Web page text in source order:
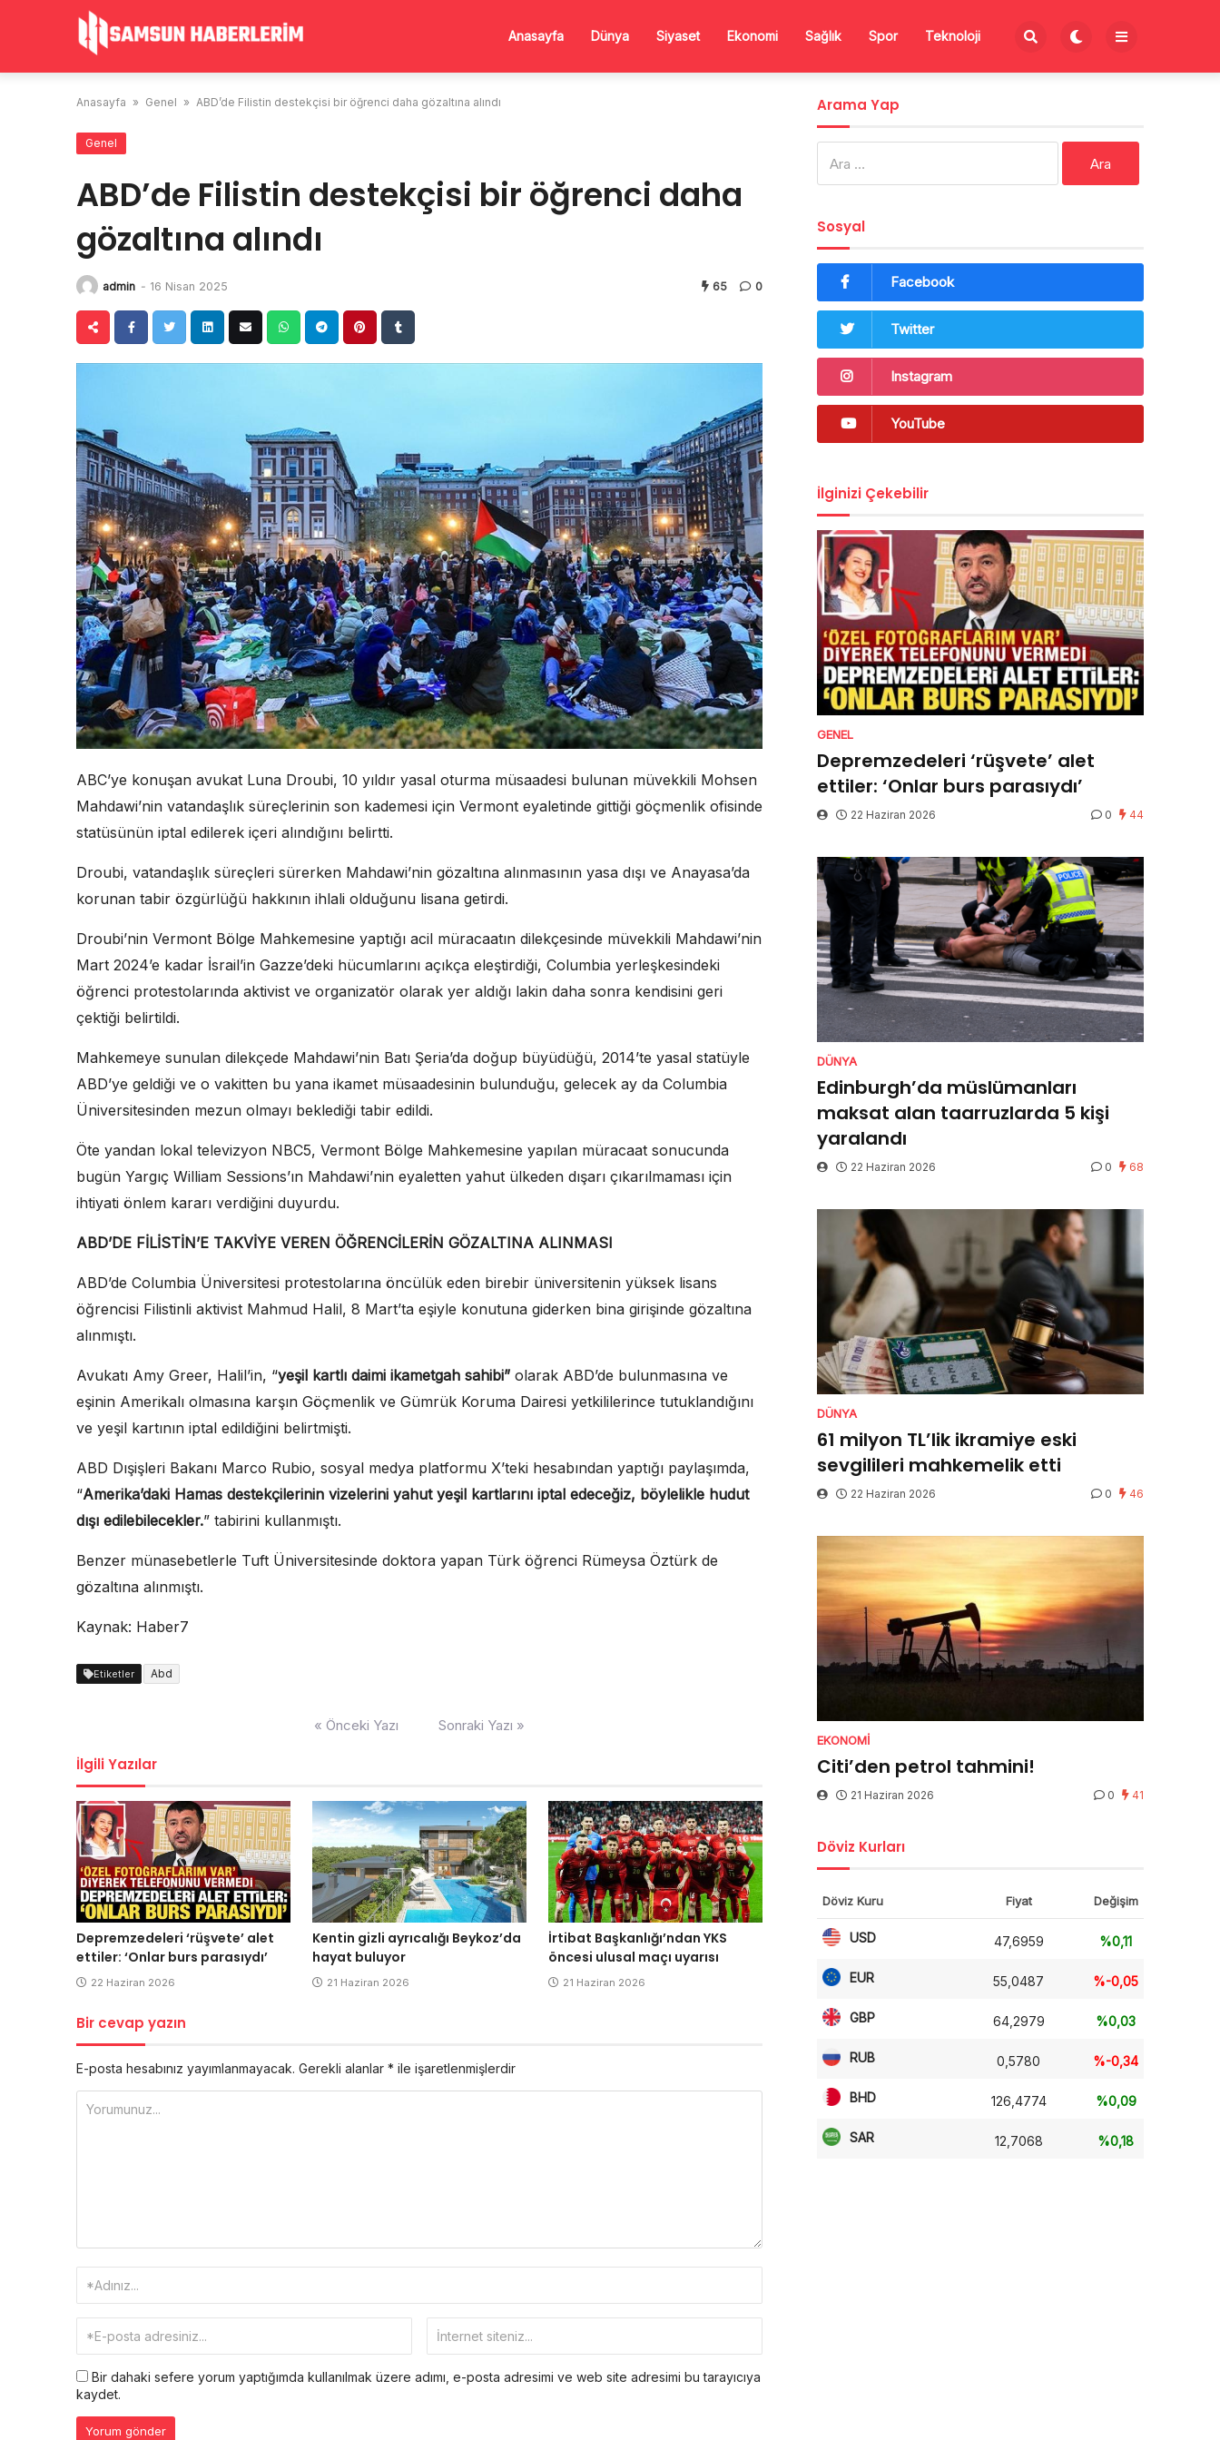
Anasayfa Dünya Siyaset Ekonomi Sağlık Spor Teknoloji
Anasayfa » Genel » ABD’de Filistin destekçisi bir öğrenci daha gözaltına alındı
Genel
ABD’de Filistin destekçisi bir öğrenci daha
gözaltına alındı
admin - 16 Nisan 2025 65 0
ABC’ye konuşan avukat Luna Droubi, 10 yıldır yasal oturma müsaadesi bulunan müvekkili Mohsen
Mahdawi’nin vatandaşlık süreçlerinin son kademesi için Vermont eyaletinde gittiği göçmenlik ofisinde
statüsünün iptal edilerek içeri alındığını belirtti.
Droubi, vatandaşlık süreçleri sürerken Mahdawi’nin gözaltına alınmasının yasa dışı ve Anayasa’da
korunan tabir özgürlüğü hakkının ihlali olduğunu lisana getirdi.
Droubi’nin Vermont Bölge Mahkemesine yaptığı acil müracaatın dilekçesinde müvekkili Mahdawi’nin
Mart 2024’e kadar İsrail’in Gazze’deki hücumlarını açıkça eleştirdiği, Columbia yerleşkesindeki
öğrenci protestolarında aktivist ve organizatör olarak yer aldığı lakin daha sonra kendisini geri
çektiği belirtildi.
Mahkemeye sunulan dilekçede Mahdawi’nin Batı Şeria’da doğup büyüdüğü, 2014’te yasal statüyle
ABD’ye geldiği ve o vakitten bu yana ikamet müsaadesinin bulunduğu, gelecek ay da Columbia
Üniversitesinden mezun olmayı beklediği tabir edildi.
Öte yandan lokal televizyon NBC5, Vermont Bölge Mahkemesine yapılan müracaat sonucunda
bugün Yargıç William Sessions’ın Mahdawi’nin eyaletten yahut ülkeden dışarı çıkarılmaması için
ihtiyati önlem kararı verdiğini duyurdu.
ABD’DE FİLİSTİN’E TAKVİYE VEREN ÖĞRENCİLERİN GÖZALTINA ALINMASI
ABD’de Columbia Üniversitesi protestolarına öncülük eden birebir üniversitenin yüksek lisans
öğrencisi Filistinli aktivist Mahmud Halil, 8 Mart’ta eşiyle konutuna giderken bina girişinde gözaltına
alınmıştı.
Avukatı Amy Greer, Halil’in, “yeşil kartlı daimi ikametgah sahibi” olarak ABD’de bulunmasına ve
eşinin Amerikalı olmasına karşın Göçmenlik ve Gümrük Koruma Dairesi yetkililerince tutuklandığını
ve yeşil kartının iptal edildiğini belirtmişti.
ABD Dışişleri Bakanı Marco Rubio, sosyal medya platformu X’teki hesabından yaptığı paylaşımda,
“Amerika’daki Hamas destekçilerinin vizelerini yahut yeşil kartlarını iptal edeceğiz, böylelikle hudut
dışı edilebilecekler.” tabirini kullanmıştı.
Benzer münasebetlerle Tuft Üniversitesinde doktora yapan Türk öğrenci Rümeysa Öztürk de
gözaltına alınmıştı.
Kaynak: Haber7
Etiketler Abd
« Önceki Yazı Sonraki Yazı »
İlgili Yazılar
Depremzedeleri ‘rüşvete’ alet
ettiler: ‘Onlar burs parasıydı’
22 Haziran 2026
Kentin gizli ayrıcalığı Beykoz’da
hayat buluyor
21 Haziran 2026
İrtibat Başkanlığı’ndan YKS
öncesi ulusal maçı uyarısı
21 Haziran 2026
Bir cevap yazın
E-posta hesabınız yayımlanmayacak. Gerekli alanlar * ile işaretlenmişlerdir
Bir dahaki sefere yorum yaptığımda kullanılmak üzere adımı, e-posta adresimi ve web site adresimi bu tarayıcıya
kaydet.
Arama Yap
Sosyal
Facebook
Twitter
Instagram
YouTube
İlginizi Çekebilir
GENEL
Depremzedeleri ‘rüşvete’ alet
ettiler: ‘Onlar burs parasıydı’
22 Haziran 2026 0 44
DÜNYA
Edinburgh’da müslümanları
maksat alan taarruzlarda 5 kişi
yaralandı
22 Haziran 2026 0 68
DÜNYA
61 milyon TL’lik ikramiye eski
sevgilileri mahkemelik etti
22 Haziran 2026 0 46
EKONOMI
Citi’den petrol tahmini!
21 Haziran 2026 0 41
Döviz Kurları
Döviz Kuru Fiyat Değişim
USD 47,6959 %0,11
EUR 55,0487 %-0,05
GBP 64,2979 %0,03
RUB 0,5780 %-0,34
BHD 126,4774 %0,09
SAR 12,7068 %0,18